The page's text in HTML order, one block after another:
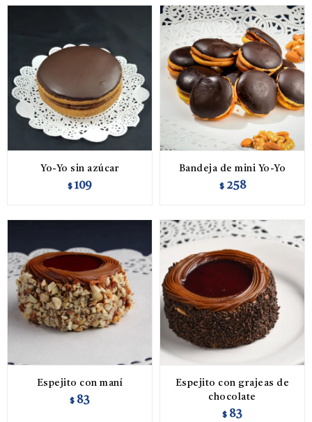
Yo-Yo sin azúcar
$ 109
Bandeja de mini Yo-Yo
$ 258
Espejito con maní
$ 83
Espejito con grajeas de
chocolate
$ 83